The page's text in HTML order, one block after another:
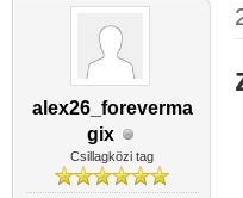
alex26_foreverma
gix
Csillagközi tag